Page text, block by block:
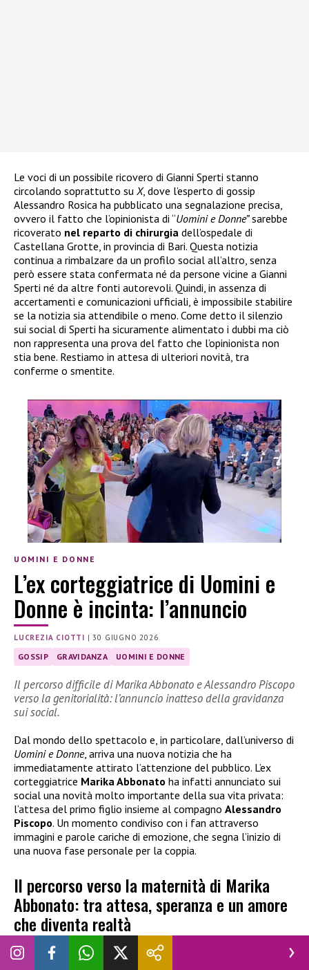
Le voci di un possibile ricovero di Gianni Sperti stanno
circolando soprattutto su X, dove l’esperto di gossip
Alessandro Rosica ha pubblicato una segnalazione precisa,
ovvero il fatto che l’opinionista di “Uomini e Donne”sarebbe
ricoverato nel reparto di chirurgia dell’ospedale di
Castellana Grotte, in provincia di Bari. Questa notizia
continua a rimbalzare da un profilo social all’altro, senza
però essere stata confermata né da persone vicine a Gianni
Sperti né da altre fonti autorevoli. Quindi, in assenza di
accertamenti e comunicazioni ufficiali, è impossibile stabilire
se la notizia sia attendibile o meno. Come detto il silenzio
sui social di Sperti ha sicuramente alimentato i dubbi ma ciò
non rappresenta una prova del fatto che l’opinionista non
stia bene. Restiamo in attesa di ulteriori novità, tra
conferme o smentite.
UOMINI E DONNE
L’ex corteggiatrice di Uomini e
Donne è incinta: l’annuncio
LUCREZIA CIOTTI |30 GIUGNO 2026
GOSSIP GRAVIDANZA UOMINI E DONNE
Il percorso difficile di Marika Abbonato e Alessandro Piscopo
verso la genitorialità: l’annuncio inatteso della gravidanza
sui social.
Dal mondo dello spettacolo e, in particolare, dall’universo di
Uomini e Donne, arriva una nuova notizia che ha
immediatamente attirato l’attenzione del pubblico. L’ex
corteggiatrice Marika Abbonato ha infatti annunciato sui
social una novità molto importante della sua vita privata:
l’attesa del primo figlio insieme al compagno Alessandro
Piscopo. Un momento condiviso con i fan attraverso
immagini e parole cariche di emozione, che segna l’inizio di
una nuova fase personale per la coppia.
Il percorso verso la maternità di Marika
Abbonato: tra attesa, speranza e un amore
che diventa realtà
L’arrivo della gravidanza
rappresenta per la coppia la